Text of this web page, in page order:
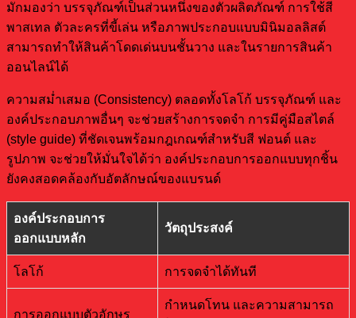
มักมองว่า บรรจุภัณฑ์เป็นส่วนหนึ่งของตัวผลิตภัณฑ์ การใช้สี
พาสเทล ตัวละครที่ขี้เล่น หรือภาพประกอบแบบมินิมอลลิสต์
สามารถทำให้สินค้าโดดเด่นบนชั้นวาง และในรายการสินค้า
ออนไลน์ได้
ความสม่ำเสมอ (Consistency) ตลอดทั้งโลโก้ บรรจุภัณฑ์ และ
องค์ประกอบภาพอื่นๆ จะช่วยสร้างการจดจำ การมีคู่มือสไตล์
(style guide) ที่ชัดเจนพร้อมกฎเกณฑ์สำหรับสี ฟอนต์ และ
รูปภาพ จะช่วยให้มั่นใจได้ว่า องค์ประกอบการออกแบบทุกชิ้น
ยังคงสอดคล้องกับอัตลักษณ์ของแบรนด์
องค์ประกอบการ
ออกแบบหลัก
วัตถุประสงค์
โลโก้ การจดจำได้ทันที
การออกแบบตัวอักษร
กำหนดโทน และความสามารถ